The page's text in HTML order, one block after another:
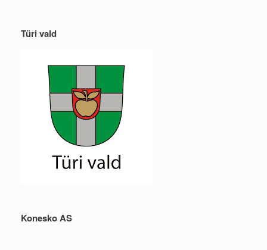
Türi vald
Konesko AS